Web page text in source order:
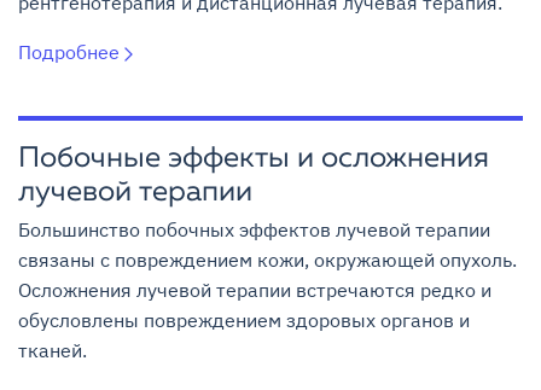
Подробнее
Побочные эффекты и осложнения
лучевой терапии
Большинство побочных эффектов лучевой терапии
связаны с повреждением кожи, окружающей опухоль.
Осложнения лучевой терапии встречаются редко и
обусловлены повреждением здоровых органов и
тканей.